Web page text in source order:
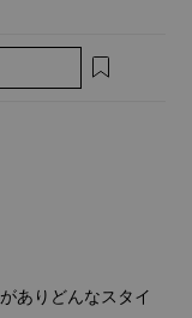
ありどんなスタイ